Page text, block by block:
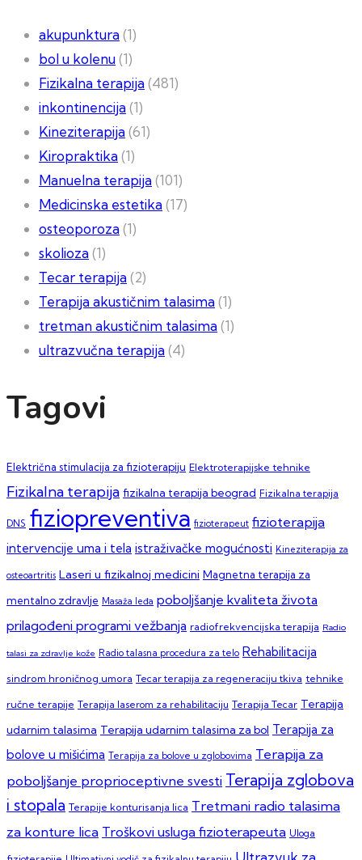
akupunktura(1)
bol u kolenu(1)
Fizikalna terapija(481)
inkontinencija(1)
Kineziterapija(61)
Kiropraktika(1)
Manuelna terapija(101)
Medicinska estetika(17)
osteoporoza(1)
skolioza(1)
Tecar terapija(2)
Terapija akustičnim talasima(1)
tretman akustičnim talasima(1)
ultrazvučna terapija(4)
Tagovi
Električna stimulacija za fizioterapiju Elektroterapijske tehnike
Fizikalna terapija fizikalna terapija beograd Fizikalna terapija
DNS fiziopreventiva fizioterapeut fizioterapija
intervencije uma i tela istraživačke mogućnosti Kineziterapija za
osteoartritis Laseri u fizikalnoj medicini Magnetna terapija za
mentalno zdravlje Masaža leđa poboljšanje kvaliteta života
prilagođeni programi vežbanja radiofrekvencijska terapija Radio
talasi za zdravlje kože Radio talasna procedura za telo Rehabilitacija
sindrom hroničnog umora Tecar terapija za regeneraciju tkiva tehnike
ručne terapije Terapija laserom za rehabilitaciju Terapija Tecar Terapija
udarnim talasima Terapija udarnim talasima za bol Terapija za
bolove u mišićima Terapija za bolove u zglobovima Terapija za
poboljšanje proprioceptivne svesti Terapija zglobova
i stopala Terapije konturisanja lica Tretmani radio talasima
za konture lica Troškovi usluga fizioterapeuta Uloga